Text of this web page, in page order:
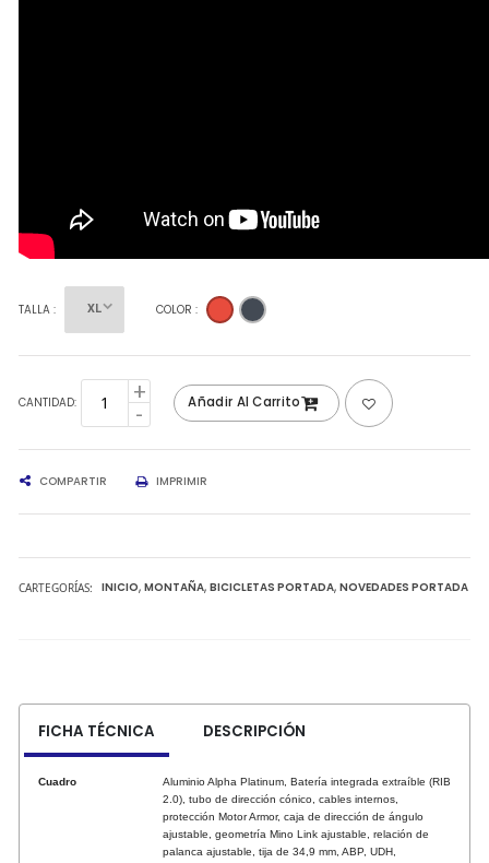
TALLA : COLOR : Rojo Negro
CANTIDAD: Añadir Al Carrito
COMPARTIR IMPRIMIR
CARTEGORÍAS: INICIO MONTAÑA BICICLETAS PORTADA NOVEDADES PORTADA
FICHA TÉCNICA DESCRIPCIÓN
Cuadro
Aluminio Alpha Platinum, Batería integrada extraíble (RIB
2.0), tubo de dirección cónico, cables internos,
protección Motor Armor, caja de dirección de ángulo
ajustable, geometría Mino Link ajustable, relación de
palanca ajustable, tija de 34,9 mm, ABP, UDH,